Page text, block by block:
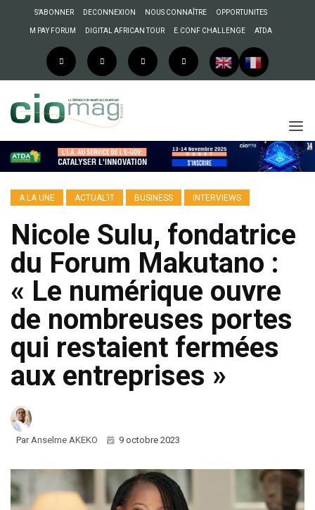
S’ABONNER DECONNEXION NOUS CONNAÎTRE OPPORTUNITES
M PAY FORUM DIGITAL AFRICAN TOUR E.CONF CHALLENGE ATDA
A LA UNE ACTUAL’IT BUSINESS INTERVIEWS
Nicole Sulu, fondatrice
du Forum Makutano :
« Le numérique ouvre
de nombreuses portes
qui restaient fermées
aux entreprises »
ParAnselme AKEKO 9 octobre 2023